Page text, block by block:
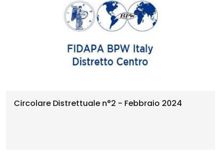
Circolare Distrettuale n°2 - Febbraio 2024